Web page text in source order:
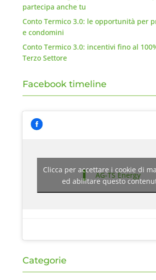
partecipa anche tu
Conto Termico 3.0: le opportunità per
e condomini
Conto Termico 3.0: incentivi fino al
Terzo Settore
Facebook timeline
AG-TS Energy
Clicca per accettare i cookie di
ed abilitare questo
Categorie